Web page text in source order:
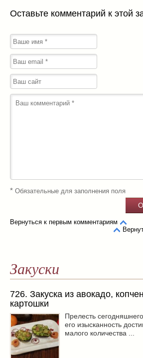
Оставьте комментарий к этой
* Обязательные для заполнения поля
Вернуться к первым комментариям
Закуски
726. Закуска из авокадо,
картошки
Прелесть
его изысканность
малого количества ...